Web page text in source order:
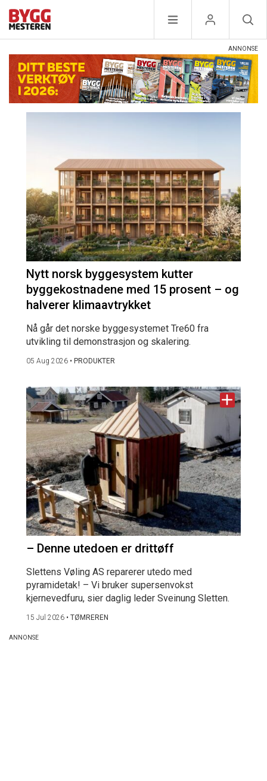
Nytt norsk byggesystem kutter
byggekostnadene med 15 prosent – og
halverer klimaavtrykket
Nå går det norske byggesystemet Tre60 fra
utvikling til demonstrasjon og skalering.
05 Aug 2026 • PRODUKTER
– Denne utedoen er drittøff
Slettens Vøling AS reparerer utedo med
pyramidetak! – Vi bruker supersenvokst
kjernevedfuru, sier daglig leder Sveinung Sletten.
15 Jul 2026 • TØMREREN